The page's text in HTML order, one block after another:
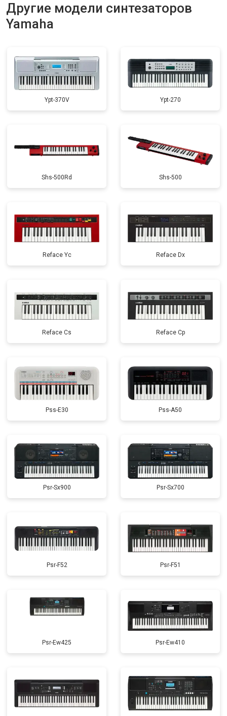
Замена экрана от 1500 ₽ Заказать
Замена стоковых потенциометров
Другие модели синтезаторов
Yamaha
Ypt-370V Ypt-270
Shs-500Rd Shs-500
Reface Yc Reface Dx
Reface Cs Reface Cp
Pss-E30 Pss-A50
Psr-Sx900 Psr-Sx700
Psr-F52 Psr-F51
Psr-Ew425 Psr-Ew410